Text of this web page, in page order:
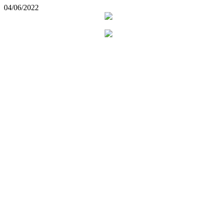
04/06/2022